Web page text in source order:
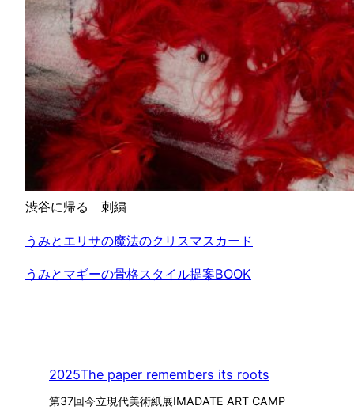
渋谷に帰る 刺繍
うみとエリサの魔法のクリスマスカード
うみとマギーの骨格スタイル提案BOOK
2025The paper remembers its roots
第37回今立現代美術紙展IMADATE ART CAMP